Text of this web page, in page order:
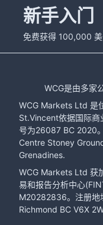
新手入门
免费获得 100,000
WCG是由多家
WCG Markets Ltd 是
St.Vincent依据国际商
号为26087 BC 2020
Centre Stoney
Grenadines.
WCG Markets Ltd 获
易和报告分析中心
M20282836。注册
Richmond BC V6X